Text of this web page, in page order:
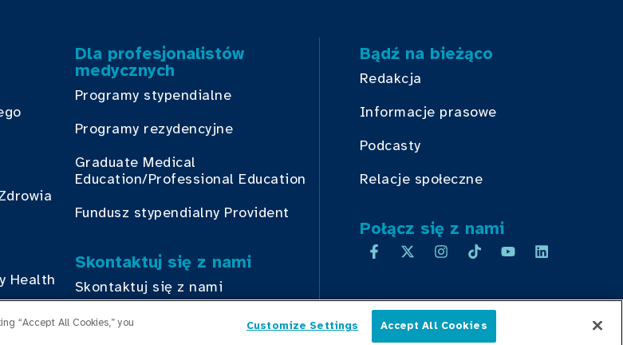
Health
Dla profesjonalistów
medycznych
Programy stypendialne
Programy rezydencyjne
Graduate Medical
Education/Professional Education
Fundusz stypendialny Provident
Skontaktuj się z nami
Skontaktuj się z nami
Bądź na bieżąco
Redakcja
Informacje prasowe
Podcasty
Relacje społeczne
Połącz się z nami
Polski
“Accept All Cookies,” you
Customize Settings Accept All Cookies